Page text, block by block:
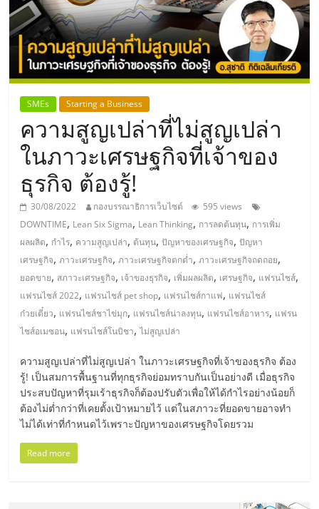
ThaiSMEsCenter,
รวม
ธุรกิจ
เอ
ส
เอ็
มอี
ไทย,
SMEs,
แฟ
รน
ไชส์,
SMEs Starting a Business
ความสูญเปล่าที่ไม่สูญเปล่า
ในภาวะเศรษฐกิจที่เจ้าของ
ธุรกิจ ต้องรู้!
30/08/2022 กองบรรณาธิการเว็บไซต์
595 views
DOWNTIME, Lean Six Sigma, Lean Thinking, การลดต้นทุน, การเพิ่ม
ผลผลิต, กำไร, ความสูญเปล่า, ต้นทุน,ปัญหาของเศรษฐกิจ,ปัญหา
เศรษฐกิจ,ภาวะเศรษฐกิจ,ภาวะเศรษฐกิจตกต่ำ,ภาวะเศรษฐกิจถดถอย,
ยอดขาย, สภาวะเศรษฐกิจ, เจ้าของธุรกิจ, เพิ่มผลผลิต, เศรษฐกิจ, แฟรนไชส์,
แฟรนไชส์ 2022, แฟรนไชส์ pet shop, แฟรนไชส์กาแฟ, แฟรนไชส์
ก๋วยเตี๋ยว, แฟรนไชส์ชาไข่มุก, แฟรนไชส์น่าลงทุน, แฟรนไชส์อาหาร, แฟรน
ไชส์อเมซอน, แฟรนไชส์โนบิชา,ไม่สูญเปล่า
ความสูญเปล่าที่ไม่สูญเปล่า ในภาวะเศรษฐกิจที่เจ้าของธุรกิจ ต้อง
รู้! เป็นสมการพื้นฐานที่ทุกธุรกิจย่อมทราบกันเป็นอย่างดี เมื่อธุรกิจ
ประสบปัญหาที่รุมเร้าธุรกิจก็ต้องปรับตัวเพื่อให้ได้กำไรอย่างน้อยก็
ต้องไม่ต่ำกว่าที่เคยตั้งเป้าหมายไว้ แต่ในสภาวะที่ยอดขายอาจทำ
ไม่ได้เท่าที่กำหนดไว้เพราะปัญหาของเศรษฐกิจโดยรวม
Read more